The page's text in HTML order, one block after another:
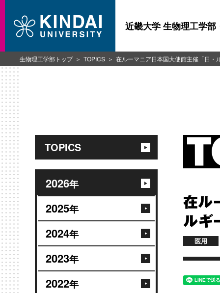
近畿大学 生物理工学
TOPICS
2026年
2025年
2024年
2023年
2022年
在ル
ルギ
医用
生物理工学部トップ TOPICS 在ルーマニア日本国大使館主催「日・